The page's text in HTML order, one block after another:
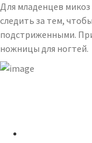
Для младенцев
следить за тем,
подстриженными.
ножницы для ногтей.